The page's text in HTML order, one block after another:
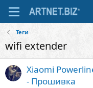
Теги
wifi extender
Xiaomi
- Прошивка